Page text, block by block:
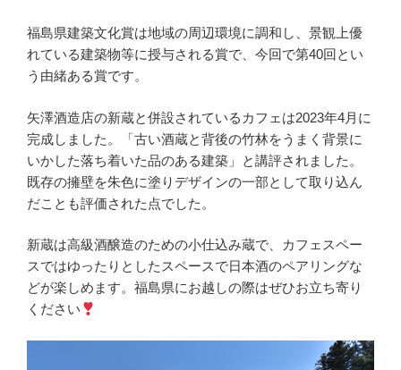
福島県建築文化賞は地域の周辺環境に調和し、景観上優
れている建築物等に授与される賞で、今回で第40回とい
う由緒ある賞です。
矢澤酒造店の新蔵と併設されているカフェは2023年4月に
完成しました。「古い酒蔵と背後の竹林をうまく背景に
いかした落ち着いた品のある建築」と講評されました。
既存の擁壁を朱色に塗りデザインの一部として取り込ん
だことも評価された点でした。
新蔵は高級酒醸造のための小仕込み蔵で、カフェスペー
スではゆったりとしたスペースで日本酒のペアリングな
どが楽しめます。福島県にお越しの際はぜひお立ち寄り
ください